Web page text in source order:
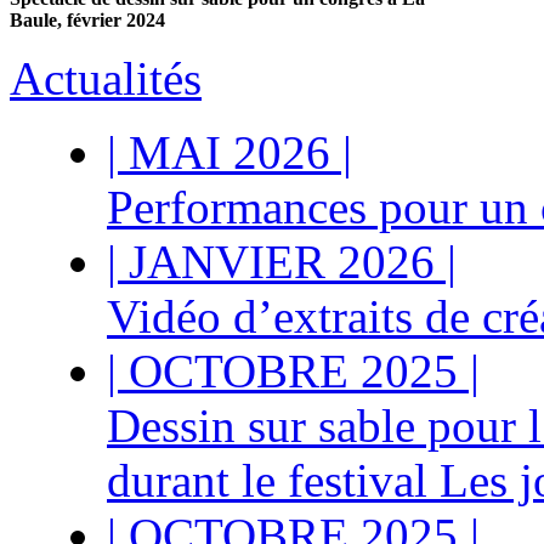
Baule, février 2024
Actualités
| MAI 2026 |
Performances pour
| JANVIER 2026 |
Vidéo d’extraits de
| OCTOBRE 2025 |
Dessin sur sable pour
durant le festival Les